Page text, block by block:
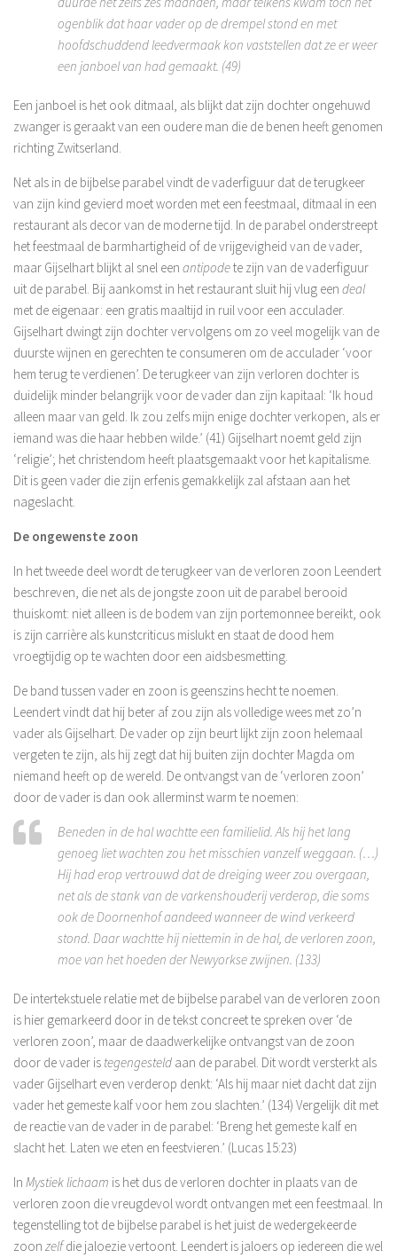
ogenblik dat haar vader op de drempel stond en met
hoofdschuddend leedvermaak kon vaststellen dat ze er weer
een janboel van had gemaakt. (49)
Een janboel is het ook ditmaal, als blijkt dat zijn dochter ongehuwd
zwanger is geraakt van een oudere man die de benen heeft genomen
richting Zwitserland.
Net als in de bijbelse parabel vindt de vaderfiguur dat de terugkeer
van zijn kind gevierd moet worden met een feestmaal, ditmaal in een
restaurant als decor van de moderne tijd. In de parabel onderstreept
het feestmaal de barmhartigheid of de vrijgevigheid van de vader,
maar Gijselhart blijkt al snel een antipodete zijn van de vaderfiguur
uit de parabel. Bij aankomst in het restaurant sluit hij vlug een deal
met de eigenaar: een gratis maaltijd in ruil voor een acculader.
Gijselhart dwingt zijn dochter vervolgens om zo veel mogelijk van de
duurste wijnen en gerechten te consumeren om de acculader ‘voor
hem terug te verdienen’. De terugkeer van zijn verloren dochter is
duidelijk minder belangrijk voor de vader dan zijn kapitaal: ‘Ik houd
alleen maar van geld. Ik zou zelfs mijn enige dochter verkopen, als er
iemand was die haar hebben wilde.’ (41) Gijselhart noemt geld zijn
‘religie’; het christendom heeft plaatsgemaakt voor het kapitalisme.
Dit is geen vader die zijn erfenis gemakkelijk zal afstaan aan het
nageslacht.
De ongewenste zoon
In het tweede deel wordt de terugkeer van de verloren zoon Leendert
beschreven, die net als de jongste zoon uit de parabel berooid
thuiskomt: niet alleen is de bodem van zijn portemonnee bereikt, ook
is zijn carrière als kunstcriticus mislukt en staat de dood hem
vroegtijdig op te wachten door een aidsbesmetting.
De band tussen vader en zoon is geenszins hecht te noemen.
Leendert vindt dat hij beter af zou zijn als volledige wees met zo’n
vader als Gijselhart. De vader op zijn beurt lijkt zijn zoon helemaal
vergeten te zijn, als hij zegt dat hij buiten zijn dochter Magda om
niemand heeft op de wereld. De ontvangst van de ‘verloren zoon’
door de vader is dan ook allerminst warm te noemen:
Beneden in de hal wachtte een familielid. Als hij het lang
genoeg liet wachten zou het misschien vanzelf weggaan. (…)
Hij had erop vertrouwd dat de dreiging weer zou overgaan,
net als de stank van de varkenshouderij verderop, die soms
ook de Doornenhof aandeed wanneer de wind verkeerd
stond. Daar wachtte hij niettemin in de hal, de verloren zoon,
moe van het hoeden der Newyorkse zwijnen. (133)
De intertekstuele relatie met de bijbelse parabel van de verloren zoon
is hier gemarkeerd door in de tekst concreet te spreken over ‘de
verloren zoon’, maar de daadwerkelijke ontvangst van de zoon
door de vader is tegengesteld aan de parabel. Dit wordt versterkt als
vader Gijselhart even verderop denkt: ‘Als hij maar niet dacht dat zijn
vader het gemeste kalf voor hem zou slachten.’ (134) Vergelijk dit met
de reactie van de vader in de parabel: ‘Breng het gemeste kalf en
slacht het. Laten we eten en feestvieren.’ (Lucas 15:23)
In Mystiek lichaam is het dus de verloren dochter in plaats van de
verloren zoon die vreugdevol wordt ontvangen met een feestmaal. In
tegenstelling tot de bijbelse parabel is het juist de wedergekeerde
zoon zelfdie jaloezie vertoont. Leendert is jaloers op iedereen die wel